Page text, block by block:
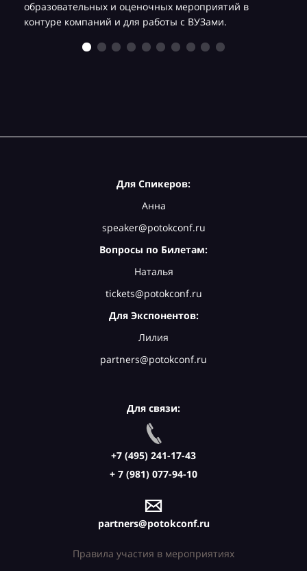
образовательных и оценочных мероприятий в
контуре компаний и для работы с ВУЗами.
Для Спикеров:
Анна
speaker@potokconf.ru
Вопросы по Билетам:
Наталья
tickets@potokconf.ru
Для Экспонентов:
Лилия
partners@potokconf.ru
Для связи:
+7 (495) 241-17-43
+ 7 (981) 077-94-10
partners@potokconf.ru
Правила участия в мероприятиях